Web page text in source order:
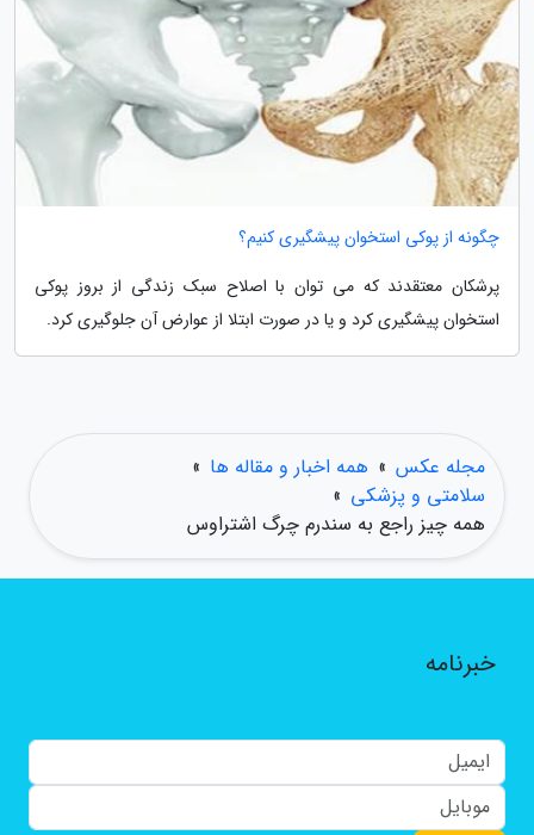
چگونه از پوکی استخوان پیشگیری کنیم؟
پرشکان معتقدند که می توان با اصلاح سبک زندگی از بروز پوکی
استخوان پیشگیری کرد و یا در صورت ابتلا از عوارض آن جلوگیری کرد.
مجله عکس » همه اخبار و مقاله ها »
سلامتی و پزشکی »
همه چیز راجع به سندرم چرگ اشتراوس
خبرنامه